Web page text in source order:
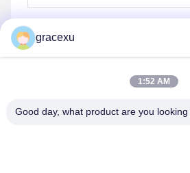
gracexu
1:52 AM
Good day, what product are you